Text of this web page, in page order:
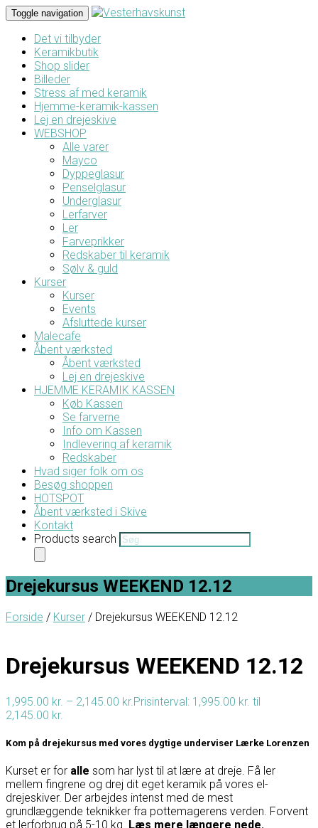
Toggle navigation
Det vi tilbyder
Keramikbutik
Shop slider
Billeder
Stress af med keramik
Hjemme-keramik-kassen
Lej en drejeskive
WEBSHOP
Alle varer
Mayco
Dyppeglasur
Penselglasur
Underglasur
Lerfarver
Ler
Farveprikker
Redskaber til keramik
Sølv & guld
Kurser
Kurser
Events
Afsluttede kurser
Malecafe
Åbent værksted
Åbent værksted
Lej en drejeskive
HJEMME KERAMIK KASSEN
Køb Kassen
Se farverne
Info om Kassen
Indlevering af keramik
Redskaber
Hvad siger folk om os
Besøg shoppen
HOTSPOT
Åbent værksted i Skive
Kontakt
Products search
Drejekursus WEEKEND 12.12
Forside / Kurser / Drejekursus WEEKEND 12.12
Drejekursus WEEKEND 12.12
1,995.00 kr. – 2,145.00 kr. Prisinterval: 1,995.00 kr. til
2,145.00 kr.
Kom på drejekursus med vores dygtige underviser Lærke Lorenzen
Kurset er for alle som har lyst til at lære at dreje. Få ler
mellem fingrene og drej dit eget keramik på vores el-
drejeskiver. Der arbejdes intenst med de mest
grundlæggende teknikker fra pottemagerens verden. Forvent
et lerforbrug på 5-10 kg. Læs mere længere nede.